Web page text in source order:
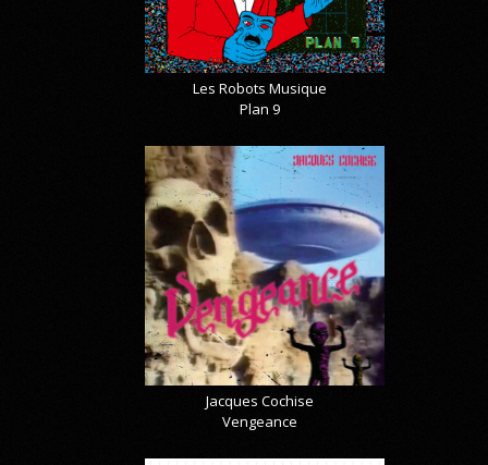
Les Robots Musique
Plan 9
Jacques Cochise
Vengeance